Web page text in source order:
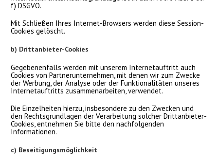
f) DSGVO.
Mit Schließen Ihres Internet-Browsers werden diese Session-
Cookies gelöscht.
b) Drittanbieter-Cookies
Gegebenenfalls werden mit unserem Internetauftritt auch
Cookies von Partnerunternehmen, mit denen wir zum Zwecke
der Werbung, der Analyse oder der Funktionalitäten unseres
Internetauftritts zusammenarbeiten, verwendet.
Die Einzelheiten hierzu, insbesondere zu den Zwecken und
den Rechtsgrundlagen der Verarbeitung solcher Drittanbieter-
Cookies, entnehmen Sie bitte den nachfolgenden
Informationen.
c) Beseitigungsmöglichkeit